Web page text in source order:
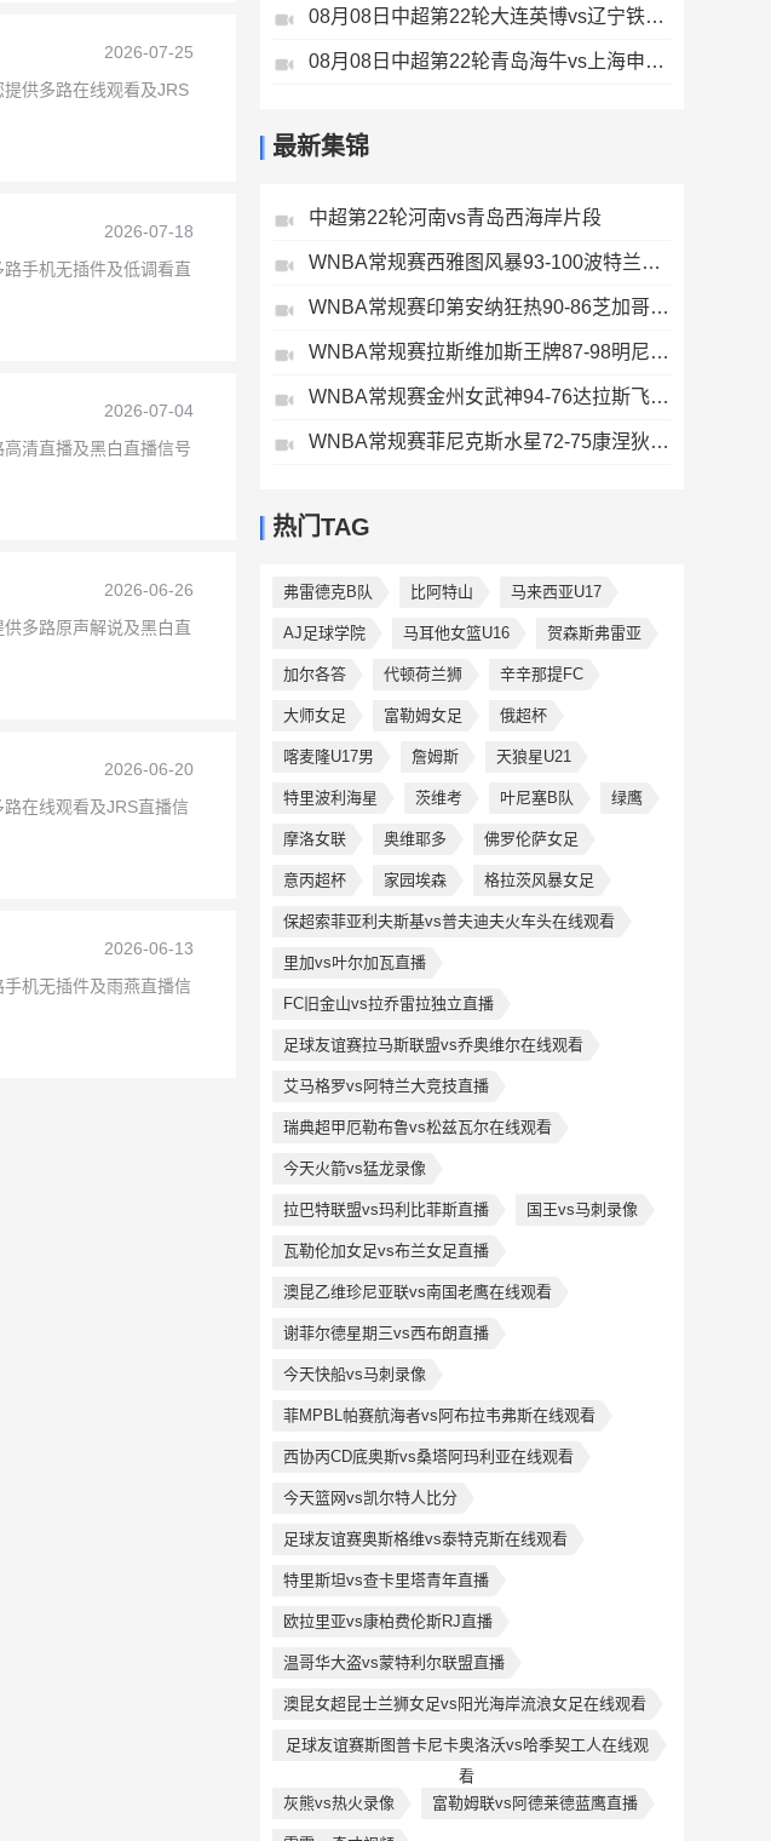
2026-07-25
供多路在线观看及JRS
2026-07-18
手机无插件及低调看直
2026-07-04
清直播及黑白直播信号
2026-06-26
多路原声解说及黑白直
2026-06-20
在线观看及JRS直播信
2026-06-13
机无插件及雨燕直播信
08月08日中超第22轮大连英博vs辽宁铁人全场录像
08月08日中超第22轮青岛海牛vs上海申花全场录像
最新集锦
中超第22轮河南vs青岛西海岸片段
WNBA常规赛西雅图风暴93-100波特兰火焰全场集锦
WNBA常规赛印第安纳狂热90-86芝加哥天空全场集锦
WNBA常规赛拉斯维加斯王牌87-98明尼苏达山猫全场集锦
WNBA常规赛金州女武神94-76达拉斯飞翼全场集锦
WNBA常规赛菲尼克斯水星72-75康涅狄格太阳全场集锦
热门TAG
弗雷德克B队 比阿特山 马来西亚U17
AJ足球学院 马耳他女篮U16 贺森斯弗雷亚
加尔各答 代顿荷兰狮 辛辛那提FC
大师女足 富勒姆女足 俄超杯
喀麦隆U17男 詹姆斯 天狼星U21
特里波利海星 茨维考 叶尼塞B队 绿鹰
摩洛女联 奥维耶多 佛罗伦萨女足
意丙超杯 家园埃森 格拉茨风暴女足
保超索菲亚利夫斯基vs普夫迪夫火车头在线观看
里加vs叶尔加瓦直播
FC旧金山vs拉乔雷拉独立直播
足球友谊赛拉马斯联盟vs乔奥维尔在线观看
艾马格罗vs阿特兰大竞技直播
瑞典超甲厄勒布鲁vs松兹瓦尔在线观看
今天火箭vs猛龙录像
拉巴特联盟vs玛利比菲斯直播 国王vs马刺录像
瓦勒伦加女足vs布兰女足直播
澳昆乙维珍尼亚联vs南国老鹰在线观看
谢菲尔德星期三vs西布朗直播
今天快船vs马刺录像
菲MPBL帕赛航海者vs阿布拉韦弗斯在线观看
西协丙CD底奥斯vs桑塔阿玛利亚在线观看
今天篮网vs凯尔特人比分
足球友谊赛奥斯格维vs泰特克斯在线观看
特里斯坦vs查卡里塔青年直播
欧拉里亚vs康柏费伦斯RJ直播
温哥华大盗vs蒙特利尔联盟直播
澳昆女超昆士兰狮女足vs阳光海岸流浪女足在线观看
足球友谊赛斯图普卡尼卡奥洛沃vs哈季契工人在线观
看
灰熊vs热火录像
富勒姆联vs阿德莱德蓝鹰直播